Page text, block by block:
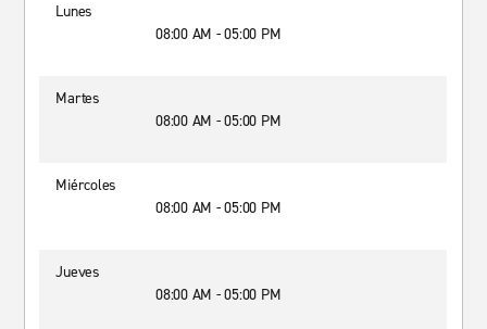
Lunes
08:00 AM - 05:00 PM
Martes
08:00 AM - 05:00 PM
Miércoles
08:00 AM - 05:00 PM
Jueves
08:00 AM - 05:00 PM